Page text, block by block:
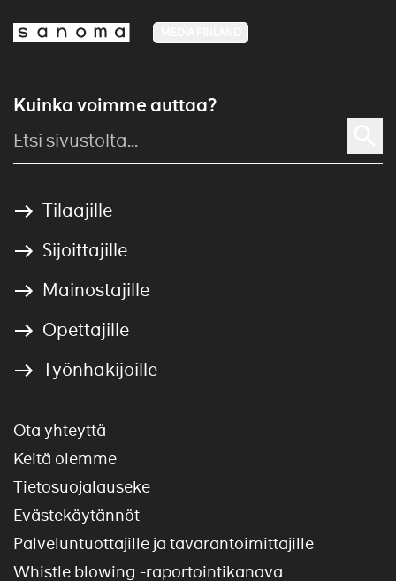
Kuinka voimme auttaa?
Tilaajille
Sijoittajille
Mainostajille
Opettajille
Työnhakijoille
Ota yhteyttä
Keitä olemme
Tietosuojalauseke
Evästekäytännöt
Palveluntuottajille ja tavarantoimittajille
Whistle blowing -raportointikanava